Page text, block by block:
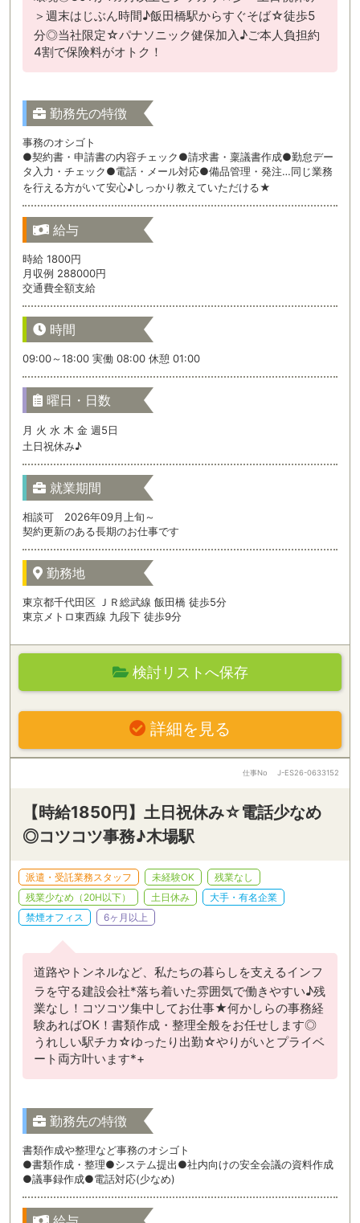
＞週末はじぶん時間♪飯田橋駅からすぐそば☆徒歩5
分◎当社限定☆パナソニック健保加入♪ご本人負担約
4割で保険料がオトク！
勤務先の特徴
事務のオシゴト
●契約書・申請書の内容チェック●請求書・稟議書作成●勤怠デー
タ入力・チェック●電話・メール対応●備品管理・発注…同じ業務
を行える方がいて安心♪しっかり教えていただける★
給与
時給 1800円
月収例 288000円
交通費全額支給
時間
09:00～18:00 実働 08:00 休憩 01:00
曜日・日数
月 火 水 木 金 週5日
土日祝休み♪
就業期間
相談可 2026年09月上旬～
契約更新のある長期のお仕事です
勤務地
東京都千代田区 ＪＲ総武線 飯田橋 徒歩5分
東京メトロ東西線 九段下 徒歩9分
検討リストへ保存
詳細を見る
仕事No J-ES26-0633152
【時給1850円】土日祝休み☆電話少なめ
◎コツコツ事務♪木場駅
派遣・受託業務スタッフ 未経験OK
残業なし
残業少なめ（20H以下）
土日休み
大手・有名企業
禁煙オフィス
6ヶ月以上
道路やトンネルなど、私たちの暮らしを支えるインフ
ラを守る建設会社*落ち着いた雰囲気で働きやすい♪残
業なし！コツコツ集中してお仕事★何かしらの事務経
験あればOK！書類作成・整理全般をお任せします◎
うれしい駅チカ☆ゆったり出勤☆やりがいとプライベ
ート両方叶います*+
勤務先の特徴
書類作成や整理など事務のオシゴト
●書類作成・整理●システム提出●社内向けの安全会議の資料作成
●議事録作成●電話対応(少なめ)